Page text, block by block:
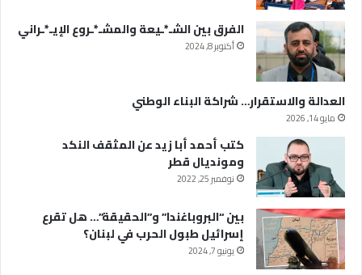
الفرق بين الشـ*ـيعة والمشـ*ـروع الإيـ*ـراني
أكتوبر 8, 2024
العدالة والاستقرار… شراكة البناء الوطني
مايو 14, 2026
كتب أحمد أبا زيد عن المثقف النكد
ومونديال قطر
نوفمبر 25, 2022
بين “البروباغندا” و”الحقيقة”… هل تقرع
إسرائيل طبول الحرب في لبنان؟
يونيو 7, 2024